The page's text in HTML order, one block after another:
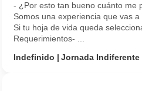
- ¿Por esto tan bueno cuánto me
Somos una experiencia que vas
Si tu hoja de vida queda
Requerimientos- ...
Indefinido
Jornada Indiferente